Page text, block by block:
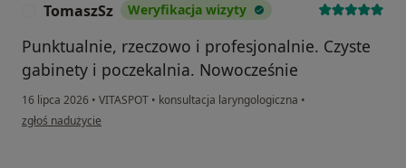
TomaszSz Weryfikacja wizyty
Punktualnie, rzeczowo i profesjonalnie. Czyste
gabinety i poczekalnia. Nowocześnie
16 lipca 2026 • VITASPOT • konsultacja laryngologiczna •
w opinii użytkownika TomaszSz
zgłoś nadużycie